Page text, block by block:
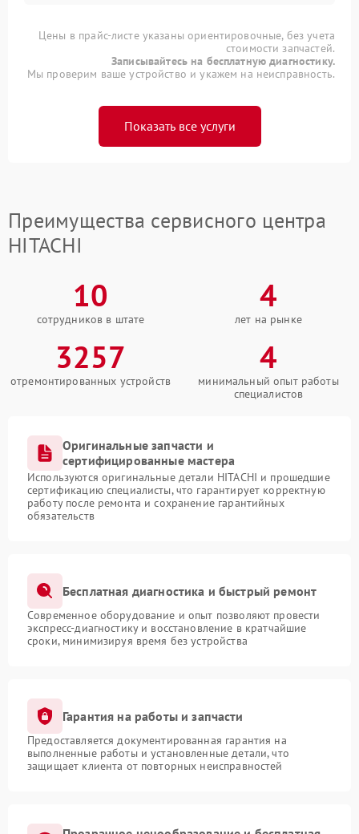
Цены в прайс-листе указаны ориентировочные, без учета
стоимости запчастей.
Записывайтесь на бесплатную диагностику.
Мы проверим ваше устройство и укажем на неисправность.
Показать все услуги
Преимущества сервисного центра
HITACHI
10
сотрудников в штате
4
лет на рынке
3257
отремонтированных устройств
4
минимальный опыт работы
специалистов
Оригинальные запчасти и
сертифицированные мастера
Используются оригинальные детали HITACHI и прошедшие
сертификацию специалисты, что гарантирует корректную
работу после ремонта и сохранение гарантийных
обязательств
Бесплатная диагностика и быстрый ремонт
Современное оборудование и опыт позволяют провести
экспресс-диагностику и восстановление в кратчайшие
сроки, минимизируя время без устройства
Гарантия на работы и запчасти
Предоставляется документированная гарантия на
выполненные работы и установленные детали, что
защищает клиента от повторных неисправностей